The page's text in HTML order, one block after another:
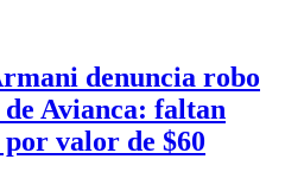
denuncia robo
Avianca: faltan
valor de $60